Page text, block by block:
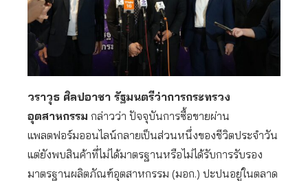
วราวุธ ศิลปอาชา รัฐมนตรีว่าการกระทรวง
อุตสาหกรรม กล่าวว่า ปัจจุบันการซื้อขายผ่าน
แพลตฟอร์มออนไลน์กลายเป็นส่วนหนึ่งของชีวิตประจำวัน
แต่ยังพบสินค้าที่ไม่ได้มาตรฐานหรือไม่ได้รับการรับรอง
มาตรฐานผลิตภัณฑ์อุตสาหกรรม (มอก.) ปะปนอยู่ในตลาด